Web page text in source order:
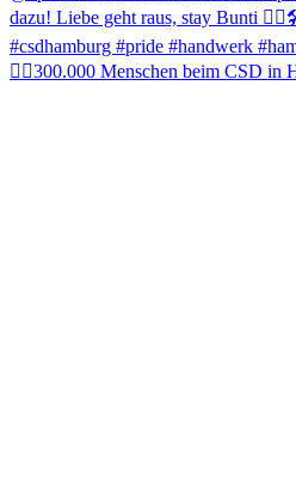
🏳️‍🌈300.000 Menschen beim CSD in